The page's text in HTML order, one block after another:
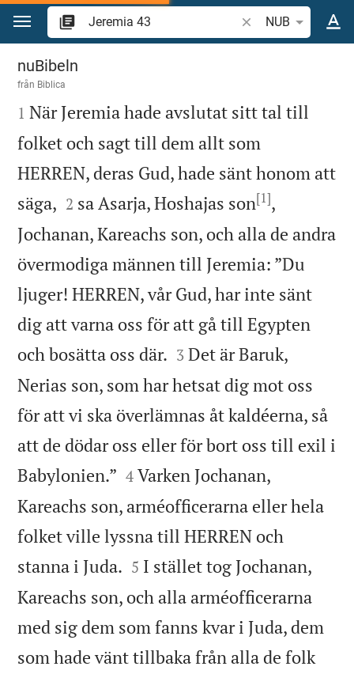
Hoppa till innehåll
Sök bibelvers eller
NUB
Jeremia 43
nuBibeln
från Biblica

1 När Jeremia hade avslutat sitt tal till
folket och sagt till dem allt som
HERREN, deras Gud, hade sänt honom att
säga, 

2 sa Asarja, Hoshajas son[1],
Jochanan, Kareachs son, och alla de andra
övermodiga männen till Jeremia: ”Du
ljuger! HERREN, vår Gud, har inte sänt
dig att varna oss för att gå till Egypten
och bosätta oss där. 

3 Det är Baruk,
Nerias son, som har hetsat dig mot oss
för att vi ska överlämnas åt kaldéerna, så
att de dödar oss eller för bort oss till exil i
Babylonien.” 

4 Varken Jochanan,
Kareachs son, arméofficerarna eller hela
folket ville lyssna till HERREN och
stanna i Juda. 

5 I stället tog Jochanan,
Kareachs son, och alla arméofficerarna
med sig dem som fanns kvar i Juda, dem
som hade vänt tillbaka från alla de folk